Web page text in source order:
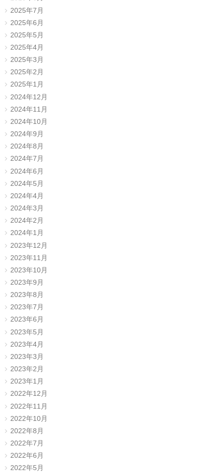
2025年7月
2025年6月
2025年5月
2025年4月
2025年3月
2025年2月
2025年1月
2024年12月
2024年11月
2024年10月
2024年9月
2024年8月
2024年7月
2024年6月
2024年5月
2024年4月
2024年3月
2024年2月
2024年1月
2023年12月
2023年11月
2023年10月
2023年9月
2023年8月
2023年7月
2023年6月
2023年5月
2023年4月
2023年3月
2023年2月
2023年1月
2022年12月
2022年11月
2022年10月
2022年8月
2022年7月
2022年6月
2022年5月